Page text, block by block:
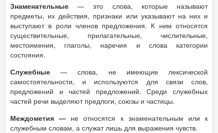
Знаменательные — это слова, которые называют
предметы, их действия, признаки или указывают на них и
выступают в роли членов предложения. К ним относятся
существительные, прилагательные, числительные,
местоимения, глаголы, наречия и слова категории
состояния.
Служебные— слова, не имеющие лексической
самостоятельности, и используются для связи слов,
предложений и частей предложений. Среди служебных
частей речи выделяют предлоги, союзы и частицы.
Междометия — не относятся к знаменательным или к
служебным словам, а служат лишь для выражения чувств.